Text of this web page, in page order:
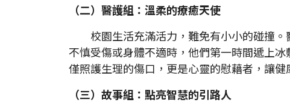
（二）醫護組：溫柔的療癒天使
校園生活充滿活力，難免有小小的碰撞。
不慎受傷或身體不適時，他們第一時間遞上
僅照護生理的傷口，更是心靈的慰藉者，讓健
（三）故事組：點亮智慧的引路人